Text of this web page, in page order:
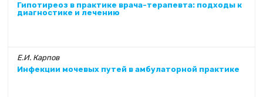
Гипотиреоз в практике врача-терапевта: подходы к
диагностике и лечению
Е.И. Карпов
Инфекции мочевых путей в амбулаторной практике